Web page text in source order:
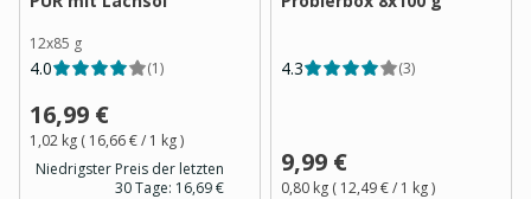
12x85 g
4.0 (1)
16,99 €
1,02 kg ( 16,66 €/ 1 kg)
Niedrigster Preis der letzten
30 Tage: 16,69 €
4.3 (3)
9,99 €
0,80 kg ( 12,49 €/ 1 kg)